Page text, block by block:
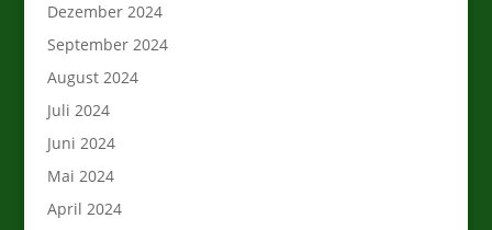
Dezember 2024
September 2024
August 2024
Juli 2024
Juni 2024
Mai 2024
April 2024